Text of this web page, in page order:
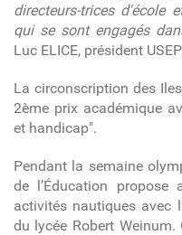
directeurs-trices d'école
qui se sont engagés
Luc ELICE, président
La circonscription des
2ème prix académique
et handicap".
Pendant la semaine
de l’Éducation
activités nautiques avec
du lycée Robert